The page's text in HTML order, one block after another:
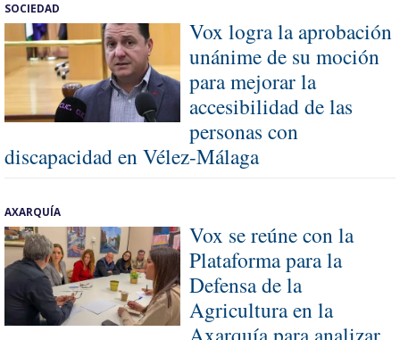
SOCIEDAD
Vox logra la aprobación
unánime de su moción
para mejorar la
accesibilidad de las
personas con
discapacidad en Vélez-Málaga
AXARQUÍA
Vox se reúne con la
Plataforma para la
Defensa de la
Agricultura en la